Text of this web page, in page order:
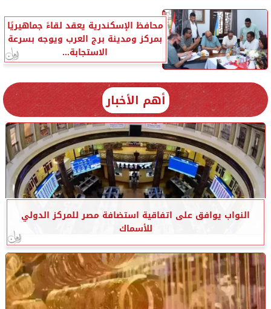
محافظ الإسكندرية يعقد لقاءً جماهيريًا
بمركز ومدينة برج العرب ويوجه بسرعة
الاستجابة...
أهم الأخبار
النواب يوافق على اتفاقية استضافة مصر للمركز الدولي
للأسماك